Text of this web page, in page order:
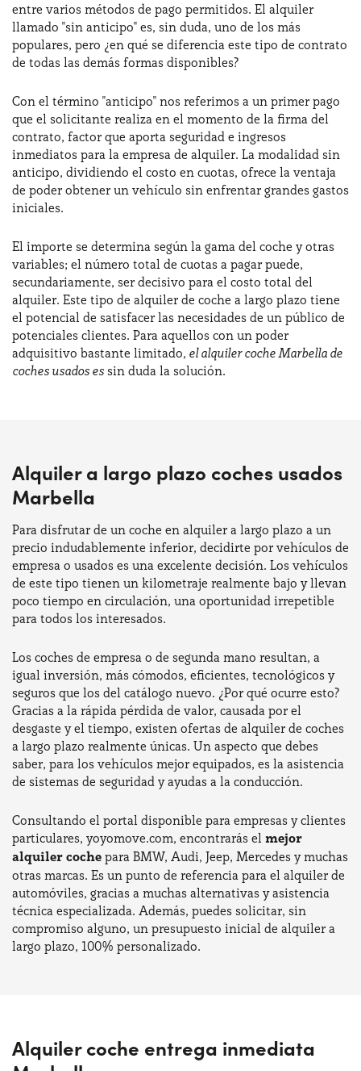
entre varios métodos de pago permitidos. El alquiler
llamado "sin anticipo" es, sin duda, uno de los más
populares, pero ¿en qué se diferencia este tipo de contrato
de todas las demás formas disponibles?
Con el término "anticipo" nos referimos a un primer pago
que el solicitante realiza en el momento de la firma del
contrato, factor que aporta seguridad e ingresos
inmediatos para la empresa de alquiler. La modalidad sin
anticipo, dividiendo el costo en cuotas, ofrece la ventaja
de poder obtener un vehículo sin enfrentar grandes gastos
iniciales.
El importe se determina según la gama del coche y otras
variables; el número total de cuotas a pagar puede,
secundariamente, ser decisivo para el costo total del
alquiler. Este tipo de alquiler de coche a largo plazo tiene
el potencial de satisfacer las necesidades de un público de
potenciales clientes. Para aquellos con un poder
adquisitivo bastante limitado, el alquiler coche Marbella de
coches usados es sin duda la solución.
Alquiler a largo plazo coches usados
Marbella
Para disfrutar de un coche en alquiler a largo plazo a un
precio indudablemente inferior, decidirte por vehículos de
empresa o usados es una excelente decisión. Los vehículos
de este tipo tienen un kilometraje realmente bajo y llevan
poco tiempo en circulación, una oportunidad irrepetible
para todos los interesados.
Los coches de empresa o de segunda mano resultan, a
igual inversión, más cómodos, eficientes, tecnológicos y
seguros que los del catálogo nuevo. ¿Por qué ocurre esto?
Gracias a la rápida pérdida de valor, causada por el
desgaste y el tiempo, existen ofertas de alquiler de coches
a largo plazo realmente únicas. Un aspecto que debes
saber, para los vehículos mejor equipados, es la asistencia
de sistemas de seguridad y ayudas a la conducción.
Consultando el portal disponible para empresas y clientes
particulares, yoyomove.com, encontrarás el mejor
alquiler coche para BMW, Audi, Jeep, Mercedes y muchas
otras marcas. Es un punto de referencia para el alquiler de
automóviles, gracias a muchas alternativas y asistencia
técnica especializada. Además, puedes solicitar, sin
compromiso alguno, un presupuesto inicial de alquiler a
largo plazo, 100% personalizado.
Alquiler coche entrega inmediata